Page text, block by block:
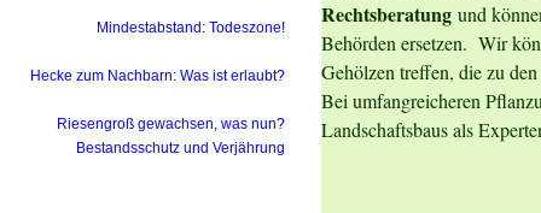
Rechtsberatung und
Behörden ersetzen. Wir
Gehölzen treffen, die zu
Bei umfangreicheren
Landschaftsbaus als
Mindestabstand: Todeszone!
Hecke zum Nachbarn: Was ist erlaubt?
Riesengroß gewachsen, was nun?
Bestandsschutz und Verjährung